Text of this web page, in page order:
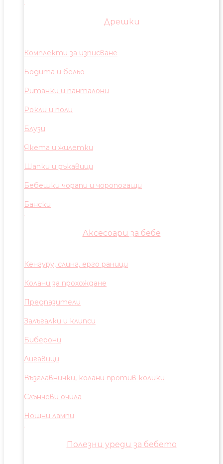
Дрешки
Комплекти за изписване
Бодита и бельо
Ританки и панталони
Рокли и поли
Блузи
Якета и жилетки
Шапки и ръкавици
Бебешки чорапи и чоропогащи
Бански
Аксесоари за бебе
Кенгуру, слинг, ерго раници
Колани за прохождане
Предпазители
Залъгалки и клипси
Биберони
Лигавици
Възглавнички, колани против колики
Слънчеви очила
Нощни лампи
Полезни уреди за бебето